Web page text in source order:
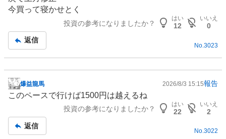
示
板
今買って寝かせとく
投資の参考になりましたか？
はい
12
いいえ
0
返信
No. 3023
掲
示
事
爆益龍馬 2026/8/3 15:15報告
このペースで行けば1500円は越えるね
投資の参考になりましたか？
はい
22
いいえ
2
返信
No.3022